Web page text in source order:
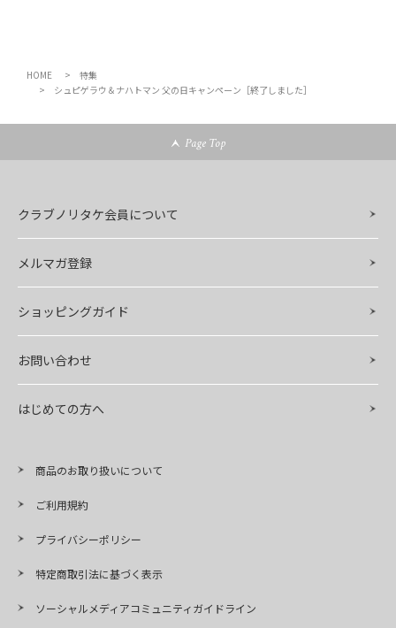
HOME
特集
シュピゲラウ＆ナハトマン 父の日キャンペーン［終了しました］
Page Top
クラブノリタケ会員について
メルマガ登録
ショッピングガイド
お問い合わせ
はじめての方へ
商品のお取り扱いについて
ご利用規約
プライバシーポリシー
特定商取引法に基づく表示
ソーシャルメディアコミュニティガイドライン